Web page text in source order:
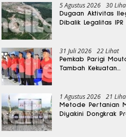
5 Agustus 2026 30
Dugaan Aktivitas
Dibalik Legalitas IPR
31 Juli 2026 22 Lihat
Pemkab Parigi
Tambah Kekuatan
1 Agustus 2026 21
Metode Pertanian
Diyakini Dongkrak